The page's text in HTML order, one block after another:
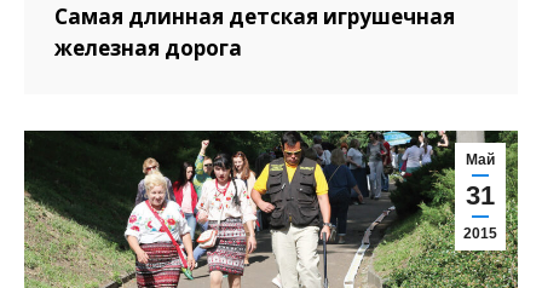
Самая длинная детская игрушечная
железная дорога
Май
31
2015